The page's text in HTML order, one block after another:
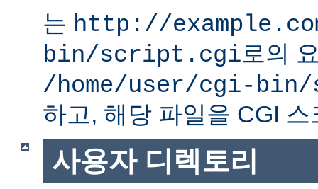
는 http://
bin/script.cgi로의
/home/user/cgi-
하고, 해당 파일을 CGI
사용자 디렉토리